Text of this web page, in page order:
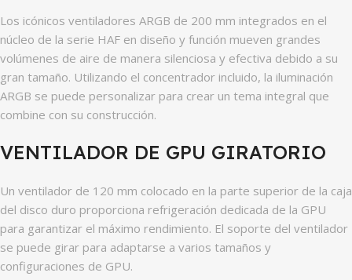
Los icónicos ventiladores ARGB de 200 mm integrados en el
núcleo de la serie HAF en diseño y función mueven grandes
volúmenes de aire de manera silenciosa y efectiva debido a su
gran tamaño. Utilizando el concentrador incluido, la iluminación
ARGB se puede personalizar para crear un tema integral que
combine con su construcción.
VENTILADOR DE GPU GIRATORIO
Un ventilador de 120 mm colocado en la parte superior de la caja
del disco duro proporciona refrigeración dedicada de la GPU
para garantizar el máximo rendimiento. El soporte del ventilador
se puede girar para adaptarse a varios tamaños y
configuraciones de GPU.